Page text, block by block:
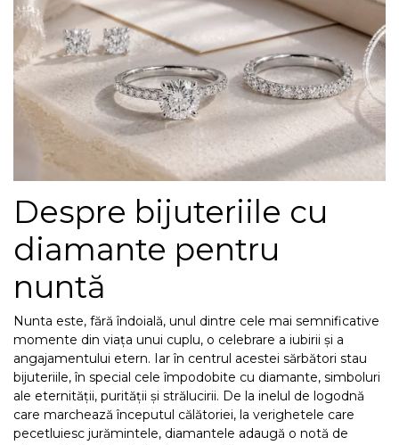
Inele
Bratari
Coliere
Lanturi
Pandantive
Accesorii
BIJUTERII COPII Vezi toate
Inele
Cercei
Coliere
Lanturi
Pandantive
DIAMANTE Vezi toate
Cu
Despre bijuteriile cu
diamante pentru
nuntă
Nunta este, fără îndoială, unul dintre cele mai semnificative
momente din viața unui cuplu, o celebrare a iubirii și a
angajamentului etern. Iar în centrul acestei sărbători stau
bijuteriile, în special cele împodobite cu diamante, simboluri
ale eternității, purității și strălucirii. De la inelul de logodnă
care marchează începutul călătoriei, la verighetele care
pecetluiesc jurămintele, diamantele adaugă o notă de